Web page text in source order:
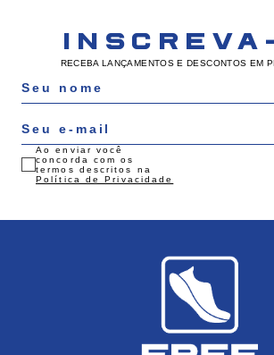
RECEBA LANÇAMENTOS E DESCONTOS EM
Ao enviar você
concorda com os
termos descritos na
Política de Privacidade